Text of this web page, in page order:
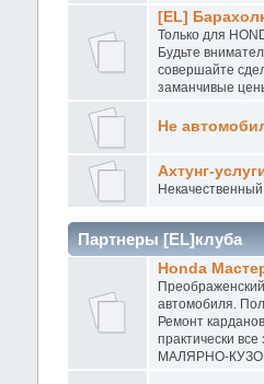
[EL]
Только для
Будьте
совершайте
заманчивые
Не
Ахтунг-
Партнеры [EL]клуба
Honda
автомобиля.
Ремонт
практически
МАЛЯРНО-